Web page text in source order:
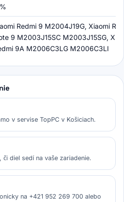
Redmi 9 M2004J19G, Xiaomi
9 M2003J15SC M2003J15SG,
9A M2006C3LG M2006C3LI
v servise TopPC v Košiciach.
diel sedí na vaše zariadenie.
na +421 952 269 700 alebo